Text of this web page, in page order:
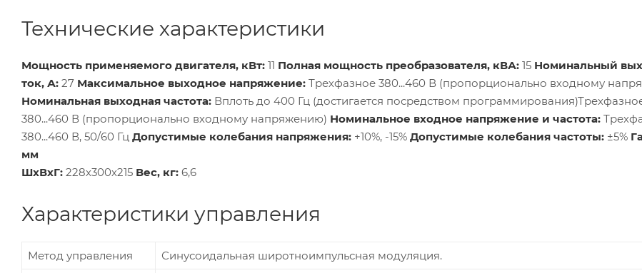
Технические характеристики
Мощность применяемого двигателя, кВт: 11 Полная мощность преобразователя, кВА: 15 Номинальный
ток, А: 27 Максимальное выходное напряжение: Трехфазное 380...460 В (пропорционально входному
Номинальная выходная частота: Вплоть до 400 Гц (достигается посредством
380...460 В (пропорционально входному напряжению) Номинальное входное напряжение и частота:
380...460 В, 50/60 Гц Допустимые колебания напряжения: +10%, -15% Допустимые колебания частоты: ±5%
мм
ШхВхГ: 228х300х215 Вес, кг: 6,6
Характеристики управления
Метод управления
Синусоидальная широтноимпульсная модуляция.